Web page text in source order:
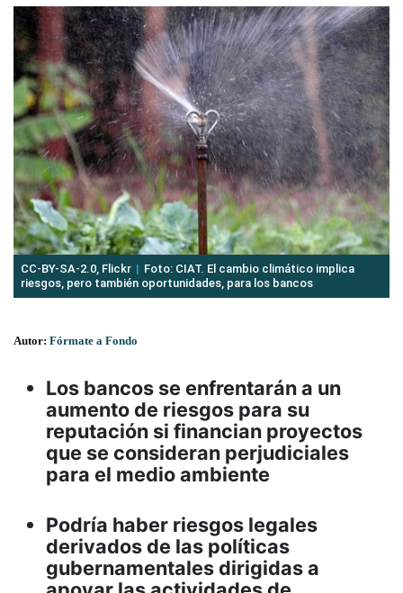
CC-BY-SA-2.0, Flickr
Foto: CIAT. El cambio climático implica
riesgos, pero también oportunidades, para los bancos
Autor: Fórmate a Fondo
Los bancos se enfrentarán a un
aumento de riesgos para su
reputación si financian proyectos
que se consideran perjudiciales
para el medio ambiente
Podría haber riesgos legales
derivados de las políticas
gubernamentales dirigidas a